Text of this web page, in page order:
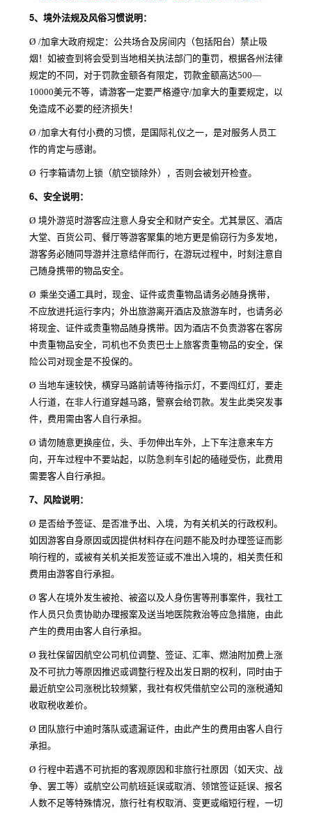
5、 境外法规及风俗习惯说明：
Ø /加拿大政府规定：公共场合及房间内（包括阳台）禁止吸
烟！如被查到将会受到当地相关执法部门的重罚，根据各州法律
规定的不同，对于罚款金额各有限定，罚款金额高达500—
10000美元不等，请游客一定要严格遵守/加拿大的重要规定，以
免造成不必要的经济损失！
Ø /加拿大有付小费的习惯，是国际礼仪之一，是对服务人员工
作的肯定与感谢。
Ø 行李箱请勿上锁（航空锁除外），否则会被划开检查。
6、 安全说明：
Ø 境外游览时游客应注意人身安全和财产安全。尤其景区、酒店
大堂、百货公司、餐厅等游客聚集的地方更是偷窃行为多发地，
游客务必随同导游并注意结伴而行，在游玩过程中，时刻注意自
己随身携带的物品安全。
Ø 乘坐交通工具时，现金、证件或贵重物品请务必随身携带，
不应放进托运行李内；外出旅游离开酒店及旅游车时，也请务必
将现金、证件或贵重物品随身携带。因为酒店不负责游客在客房
中贵重物品安全，司机也不负责巴士上旅客贵重物品的安全，保
险公司对现金是不投保的。
Ø 当地车速较快，横穿马路前请等待指示灯，不要闯红灯，要走
人行道，在非人行道穿越马路，警察会给罚款。发生此类突发事
件，费用需由客人自行承担。
Ø 请勿随意更换座位，头、手勿伸出车外，上下车注意来车方
向，开车过程中不要站起，以防急刹车引起的磕碰受伤，此费用
需要客人自行承担。
7、 风险说明：
Ø 是否给予签证、是否准予出、入境，为有关机关的行政权利。
如因游客自身原因或因提供材料存在问题不能及时办理签证而影
响行程的，或被有关机关拒发签证或不准出入境的，相关责任和
费用由游客自行承担。
Ø 客人在境外发生被抢、被盗以及人身伤害等刑事案件，我社工
作人员只负责协助办理报案及送当地医院救治等应急措施，由此
产生的费用由客人自行承担。
Ø 我社保留因航空公司机位调整、签证、汇率、燃油附加费上涨
及不可抗力等原因推迟或调整行程及出发日期的权利，同时由于
最近航空公司涨税比较频繁，我社有权凭借航空公司的涨税通知
收取税收差价。
Ø 团队旅行中逾时落队或遗漏证件，由此产生的费用由客人自行
承担。
Ø 行程中若遇不可抗拒的客观原因和非旅行社原因（如天灾、战
争、罢工等）或航空公司航班延误或取消、领馆签证延误、报名
人数不足等特殊情况，旅行社有权取消、变更或缩短行程，一切